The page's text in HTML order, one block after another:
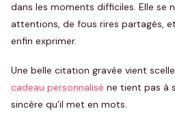
dans les moments difficiles. Elle se
attentions, de fous rires partagés,
enfin exprimer.
Une belle citation gravée vient
cadeau personnalisé ne tient pas à
sincère qu’il met en mots.